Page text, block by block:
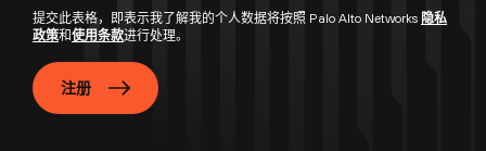
提交此表格，即表示我了解我的个人数据将按照 Palo Alto Networks 隐私
政策和使用条款进行处理。
注册